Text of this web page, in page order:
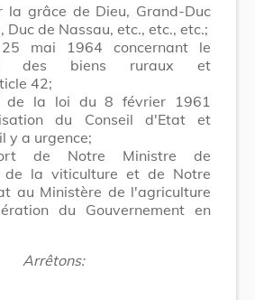
la grâce de Dieu, Grand-Duc
Duc de Nassau, etc., etc., etc.;
mai 1964 concernant le
des biens ruraux et
42;
de la loi du 8 février 1961
du Conseil d'Etat et
y a urgence;
de Notre Ministre de
de la viticulture et de Notre
au Ministère de l'agriculture
du Gouvernement en
Arrêtons: